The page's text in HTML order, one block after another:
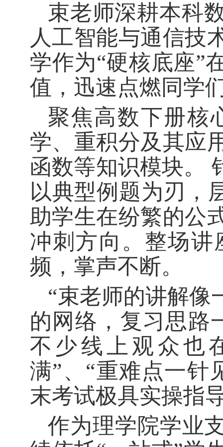
束老师深耕本科
人工智能与通信技
学作为“硬核底座”
值，迅速点燃同学
聚焦高数下册核
学、重积分及其应
函数等知识模块。
以典型例题为刃，
助学生在纷繁的公
冲刺方向。整场讲
频，掌声不断。
“束老师的讲解像
的网络，复习思路
不少线上观众也
满”、“重难点一针
末考试极具实操指
作为理学院学业